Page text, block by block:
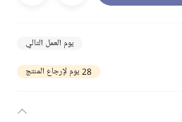
يوم العمل التالي
28 يوم لإرجاع المنتج